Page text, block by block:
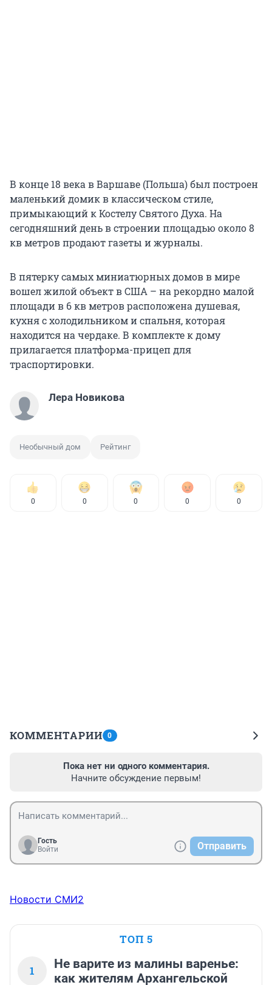
В конце 18 века в Варшаве (Польша) был построен
маленький домик в классическом стиле,
примыкающий к Костелу Святого Духа. На
сегодняшний день в строении площадью около 8
кв метров продают газеты и журналы.
В пятерку самых миниатюрных домов в мире
вошел жилой объект в США – на рекордно малой
площади в 6 кв метров расположена душевая,
кухня с холодильником и спальня, которая
находится на чердаке. В комплекте к дому
прилагается платформа-прицеп для
траспортировки.
Лера Новикова
Необычный дом Рейтинг
0 0 0 0 0
КОММЕНТАРИИ 0
Пока нет ни одного комментария.
Начните обсуждение первым!
Гость
Войти
Отправить
Новости СМИ2
ТОП 5
1
Не варите из малины варенье:
как жителям Архангельской